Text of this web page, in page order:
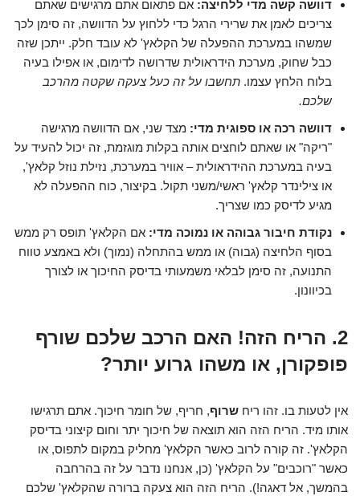
דוושה קשה מדי ללחיצה: אם פתאום אתם מרגישים שאתם
צריכים לאמן את שרירי הרגל כדי ללחוץ על הדוושה, זה סימן לכך
שמשהו במערכת ההפעלה של הקלאץ' לא עובד חלק. ייתכן שזה
כבל שחוק, מערכת הידראולית שדרושה לדימום, או אפילו בעיה
בלוח הלחץ עצמו. תחשבו על זה כעל צעקה שקטה מהרכב
שלכם.
דוושה רכה או ספוגית מדי: מצד שני, אם הדוושה מרגישה
"ריקה" או שאתם לוחצים אותה בקלות מוגזמת, זה יכול להעיד על
בעיה במערכת ההידראולית – אוויר במערכת, נזילת נוזל קלאץ',
או צילינדר קלאץ' ראשי/משני תקול. בקיצור, כוח ההפעלה לא
מגיע לדיסק כמו שצריך.
נקודת חיבור גבוהה או נמוכה מדי: אם הקלאץ' תופס רק ממש
בסוף הלחיצה (גבוה) או ממש בהתחלה (נמוך) ולא באמצע טווח
התנועה, זה סימן לבלאי משמעותי בדיסק החיכוך או לצורך
בכיוונון.
2. הריח הזה! האם הרכב שלכם שורף
פופקורן, או משהו גרוע יותר?
אין לטעות בו. זהו ריח שרוף, חריף, של חומר חיכוך. אתם תרגישו
אותו מיד. הריח הזה הוא תוצאה של חיכוך יתר וחום קיצוני בדיסק
הקלאץ'. זה קורה לרוב כאשר הקלאץ' מחליק במקום לתפוס, או
כאשר "רוכבים" על הקלאץ' (כן, אנחנו נדבר על זה בהרחבה
בהמשך, אל דאגה!). הריח הזה הוא צעקה ברורה שהקלאץ' שלכם